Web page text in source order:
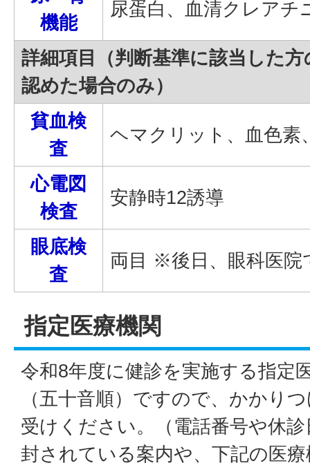
機能
尿蛋白、血清クレアチ
詳細項目（判断基準に該当した
認めた場合のみ）
貧血検
査
ヘマクリット、血色素
心電図
検査
安静時12誘導
眼底検
査
両目 ※後日、眼科医院
指定医療機関
令和8年度に健診を実施する指定
（五十音順）ですので、かかり
受けください。（電話番号や休
封されている案内や、下記の医